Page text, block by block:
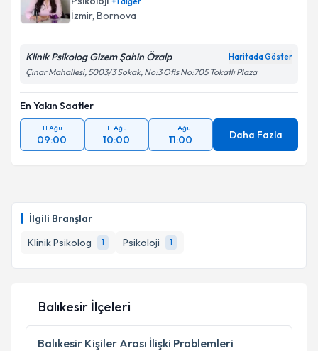
İlgili Branşlar
Klinik Psikolog
1 Psikoloji 1
E-posta Adresiniz
Kişisel verilerimin işlenmesine ilişkinAydınlatma
Metni
kapsamda işlenmesini kabul ediyorum.
İzmir, Bornova
Klinik Psikolog Gizem Şahin Özalp Haritada Göster
Çınar Mahallesi, 5003/3 Sokak, No:3 Ofis No:705 Tokatlı Plaza
En Yakın Saatler
11 Ağu
09:00
11 Ağu
10:00
11 Ağu
11:00 Daha Fazla
Balıkesir İlçeleri
Balıkesir Kişiler Arası İlişki Problemleri